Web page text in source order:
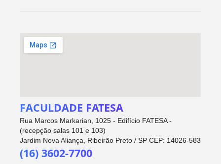
FACULDADE FATESA
Rua Marcos Markarian, 1025 - Edifício FATESA -
(recepção salas 101 e 103)
Jardim Nova Aliança, Ribeirão Preto / SP CEP: 14026-583
(16) 3602-7700